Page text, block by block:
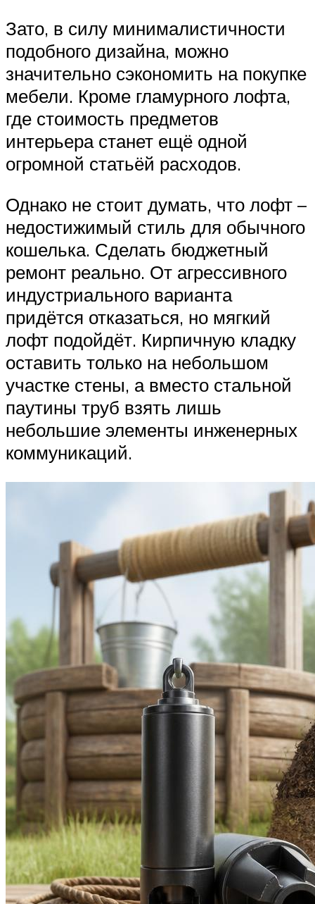
Зато, в силу минималистичности
подобного дизайна, можно
значительно сэкономить на покупке
мебели. Кроме гламурного лофта,
где стоимость предметов
интерьера станет ещё одной
огромной статьёй расходов.
Однако не стоит думать, что лофт –
недостижимый стиль для обычного
кошелька. Сделать бюджетный
ремонт реально. От агрессивного
индустриального варианта
придётся отказаться, но мягкий
лофт подойдёт. Кирпичную кладку
оставить только на небольшом
участке стены, а вместо стальной
паутины труб взять лишь
небольшие элементы инженерных
коммуникаций.